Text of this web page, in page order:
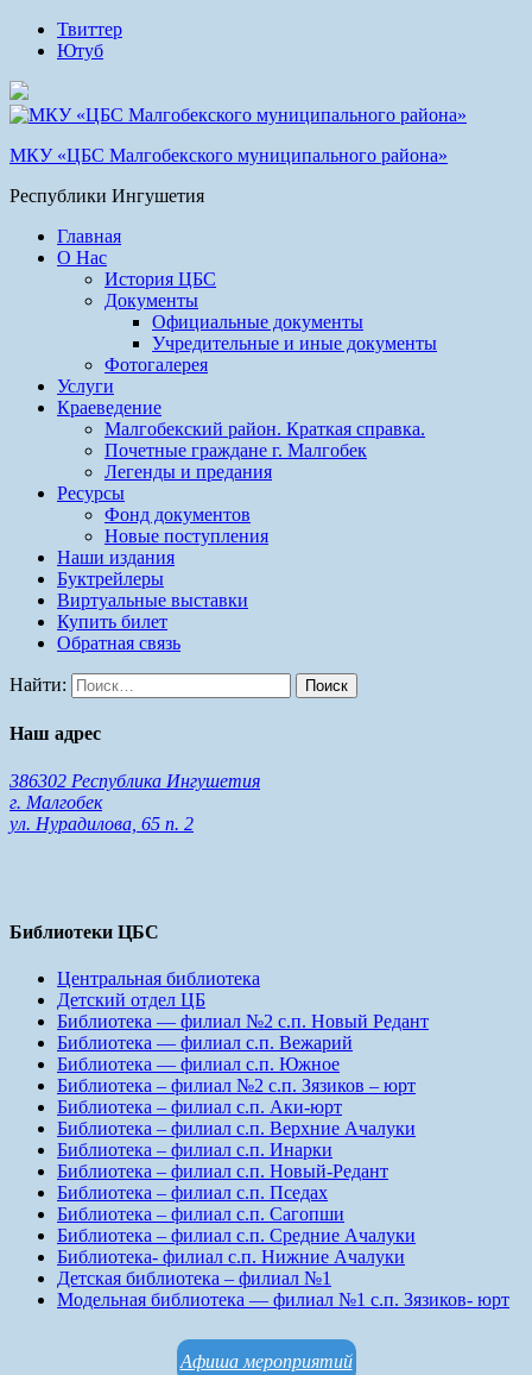
Твиттер
Ютуб
МКУ «ЦБС Малгобекского муниципального района»
Республики Ингушетия
Главная
О Нас
История ЦБС
Документы
Официальные документы
Учредительные и иные документы
Фотогалерея
Услуги
Краеведение
Малгобекский район. Краткая справка.
Почетные граждане г. Малгобек
Легенды и предания
Ресурсы
Фонд документов
Новые поступления
Наши издания
Буктрейлеры
Виртуальные выставки
Купить билет
Обратная связь
Найти:
Наш адрес
386302 Республика Ингушетия
г. Малгобек
ул. Нурадилова, 65 п. 2
Библиотеки ЦБС
Центральная библиотека
Детский отдел ЦБ
Библиотека — филиал №2 с.п. Новый Редант
Библиотека — филиал с.п. Вежарий
Библиотека — филиал с.п. Южное
Библиотека – филиал №2 с.п. Зязиков – юрт
Библиотека – филиал с.п. Аки-юрт
Библиотека – филиал с.п. Верхние Ачалуки
Библиотека – филиал с.п. Инарки
Библиотека – филиал с.п. Новый-Редант
Библиотека – филиал с.п. Пседах
Библиотека – филиал с.п. Сагопши
Библиотека – филиал с.п. Средние Ачалуки
Библиотека- филиал с.п. Нижние Ачалуки
Детская библиотека – филиал №1
Модельная библиотека — филиал №1 с.п. Зязиков- юрт
Афиша мероприятий